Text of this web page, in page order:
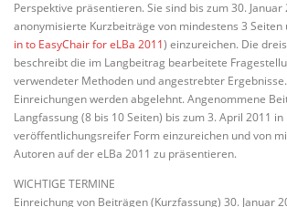
Perspektive präsentieren. Sie sind bis zum 30. Januar
anonymisierte Kurzbeiträge von mindestens 3 Seiten
in to EasyChair for eLBa 2011) einzureichen. Die
beschreibt die im Langbeitrag bearbeitete
verwendeter Methoden und angestrebter
Einreichungen werden abgelehnt. Angenommene
Langfassung (8 bis 10 Seiten) bis zum 3. April 2011 in
veröffentlichungsreifer Form einzureichen und von
Autoren auf der eLBa 2011 zu präsentieren.
WICHTIGE TERMINE
Einreichung von Beiträgen (Kurzfassung) 30. Januar